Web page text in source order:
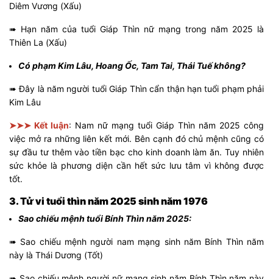
Diêm Vương (Xấu)
➠ Hạn năm của tuổi Giáp Thìn nữ mạng trong năm 2025 là
Thiên La (Xấu)
Có phạm Kim Lâu, Hoang Ốc, Tam Tai, Thái Tuế không?
➠ Đây là năm người tuổi Giáp Thìn cẩn thận hạn tuổi phạm phải
Kim Lâu
➤➤➤ Kết luận: Nam nữ mạng tuổi Giáp Thìn năm 2025 công
việc mở ra những liên kết mới. Bên cạnh đó chủ mệnh cũng có
sự đầu tư thêm vào tiền bạc cho kinh doanh làm ăn. Tuy nhiên
sức khỏe là phương diện cần hết sức lưu tâm vì không được
tốt.
3. Tử vi tuổi thìn năm 2025 sinh năm 1976
Sao chiếu mệnh tuổi Bính Thìn năm 2025:
➠ Sao chiếu mệnh người nam mạng sinh năm Bính Thìn năm
này là Thái Dương (Tốt)